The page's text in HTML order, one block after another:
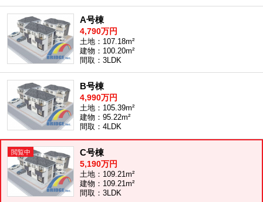
A号棟
4,790万円
土地：107.18m²
建物：100.20m²
間取：3LDK
B号棟
4,990万円
土地：105.39m²
建物：95.22m²
間取：4LDK
C号棟
5,190万円
土地：109.21m²
建物：109.21m²
間取：3LDK